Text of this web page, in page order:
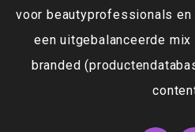
voor beautyprofessionals
een uitgebalanceerde
branded